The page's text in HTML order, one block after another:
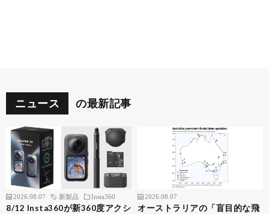
ニュース の最新記事
2026.08.07 新製品 Insta360
8/12 Insta360が新360度アクシ
2026.08.07
オーストラリアの「盲目的な飛